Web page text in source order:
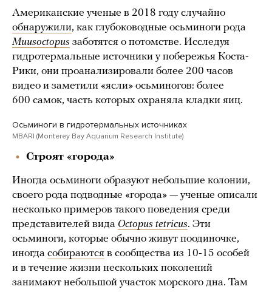
Американские ученые в 2018 году случайно
обнаружили, как глубоководные осьминоги рода
Muusoctopus заботятся о потомстве. Исследуя
гидротермальные источники у побережья Коста-
Рики, они проанализировали более 200 часов
видео и заметили «ясли» осьминогов: более
600 самок, часть которых охраняла кладки яиц.
Осьминоги в гидротермальных источниках
MBARI (Monterey Bay Aquarium Research Institute)
Строят «города»
Иногда осьминоги образуют небольшие колонии,
своего рода подводные «города» — ученые описали
несколько примеров такого поведения среди
представителей вида Octopus tetricus. Эти
осьминоги, которые обычно живут поодиночке,
иногда собираются в сообщества из 10-15 особей
и в течение жизни нескольких поколений
занимают небольшой участок морского дна. Там